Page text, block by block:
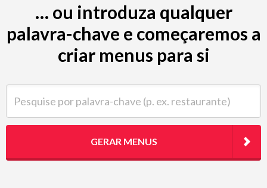
… ou introduza qualquer
palavra-chave e começaremos a
criar menus para si
GERAR MENUS